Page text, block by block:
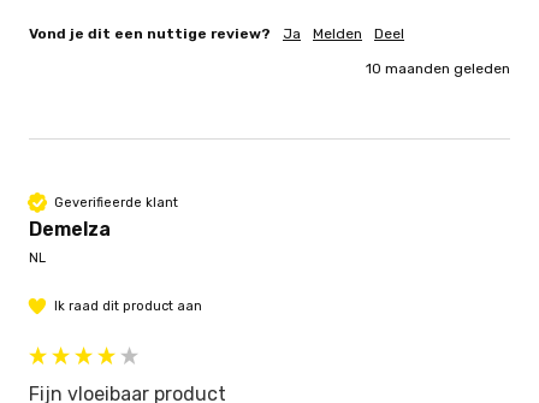
Vond je dit een nuttige review? Ja Melden Deel
10 maanden geleden
Geverifieerde klant
Demelza
NL
Ik raad dit product aan
Fijn vloeibaar product